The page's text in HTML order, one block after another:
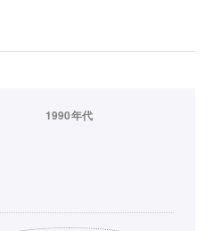
1990年代